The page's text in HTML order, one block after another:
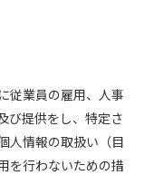
従業員の雇用、人事
び提供をし、特定さ
人情報の取扱い（目
を行わないための措